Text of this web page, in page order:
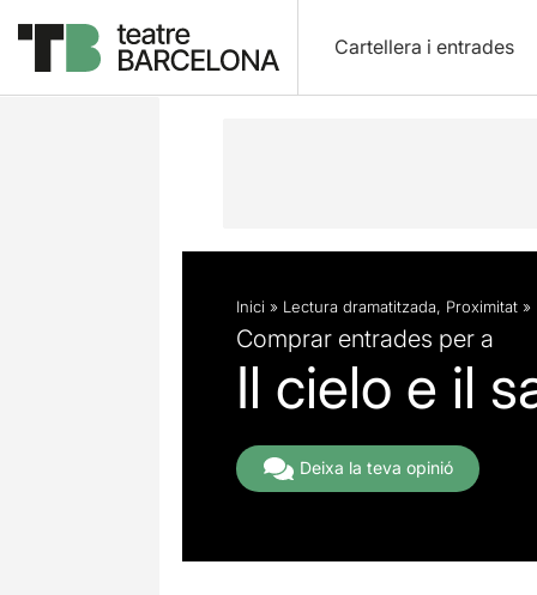
Cartellera i entrades
Descripció Fitxa artística
Inici » Lectura dramatitzada, Proximitat »
Comprar entrades per a
Il cielo e il
Deixa la teva opinió